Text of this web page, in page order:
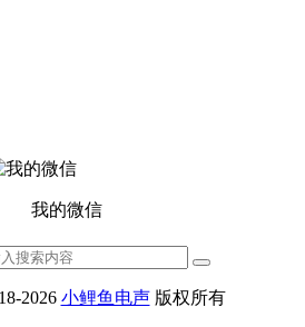
我的微信
2026 小鲤鱼电声版权所有